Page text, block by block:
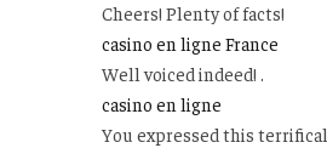
Cheers! Plenty of facts!
casino en ligne France
Well voiced indeed! .
casino en ligne
You expressed this